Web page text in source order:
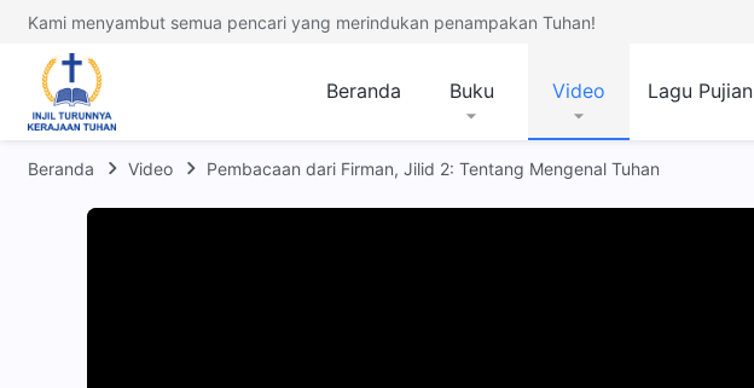
Kami menyambut semua pencari yang merindukan penampakan Tuhan!
Beranda Buku Video Lagu Pujian
Beranda Video Pembacaan dari Firman, Jilid 2: Tentang Mengenal Tuhan